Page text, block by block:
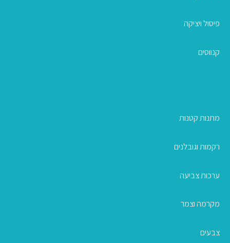
פיסול ויציקה
קנווסים
מתנות קטנות
רקמות וגובלנים
ערכות צביעה
מקרמה וצמר
צבעים